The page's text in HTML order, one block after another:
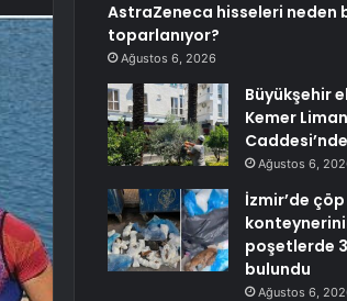
AstraZeneca hisseleri neden
toparlanıyor?
Ağustos 6, 2026
Büyükşehir
Kemer Liman
Ağustos 6,
İzmir’de çöp
poşetlerde
bulundu
Ağustos 6,